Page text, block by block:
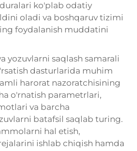
ko'plab odatiy
oladi va boshqaruv tizimi
foydalanish muddatini
yozuvlarni saqlash samarali
dasturlarida muhim
harorat nazoratchisining
o'rnatish parametrlari,
va barcha
batafsil saqlab turing.
hal etish,
ishlab chiqish hamda